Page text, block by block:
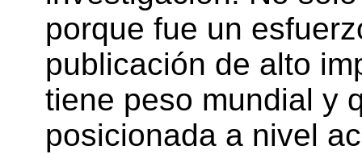
porque fue un
publicación de alto
tiene peso mundial y
posicionada a nivel